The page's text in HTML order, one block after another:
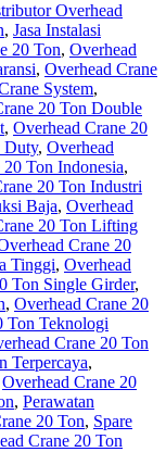
Overhead
, Jasa Instalasi
20 Ton, Overhead
, Overhead Crane
System,
20 Ton Double
, Overhead Crane 20
Duty, Overhead
Ton Indonesia,
20 Ton Industri
Baja, Overhead
20 Ton Lifting
Crane 20
Tinggi, Overhead
Ton Single Girder,
, Overhead Crane 20
Ton Teknologi
Crane 20 Ton
Terpercaya,
Overhead Crane 20
, Perawatan
20 Ton, Spare
Crane 20 Ton